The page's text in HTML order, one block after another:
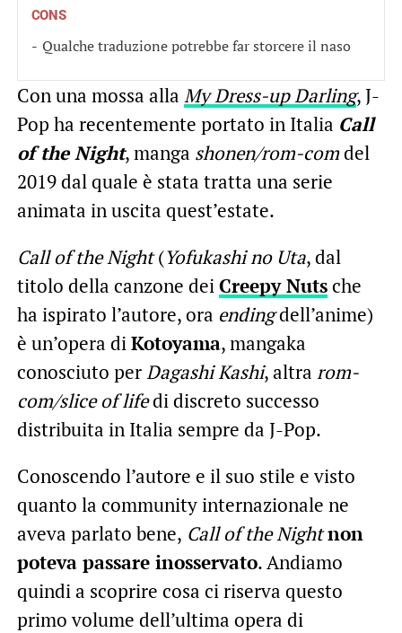
CONS
Qualche traduzione potrebbe far storcere il naso
Con una mossa alla My Dress-up Darling, J-
Pop ha recentemente portato in Italia Call
of the Night, manga shonen/rom-comdel
2019 dal quale è stata tratta una serie
animata in uscita quest’estate.
Call of the Night(Yofukashi no Uta, dal
titolo della canzone deiCreepy Nutsche
ha ispirato l’autore, ora endingdell’anime)
è un’opera diKotoyama, mangaka
conosciuto perDagashi Kashi, altra rom-
com/slice of lifedi discreto successo
distribuita in Italia sempre da J-Pop.
Conoscendo l’autore e il suo stile e visto
quanto la community internazionale ne
aveva parlato bene, Call of the Nightnon
poteva passare inosservato. Andiamo
quindi a scoprire cosa ci riserva questo
primo volume dell’ultima opera di